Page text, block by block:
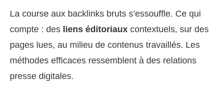
La course aux backlinks bruts s’essouffle. Ce qui
compte : des liens éditoriaux contextuels, sur des
pages lues, au milieu de contenus travaillés. Les
méthodes efficaces ressemblent à des relations
presse digitales.